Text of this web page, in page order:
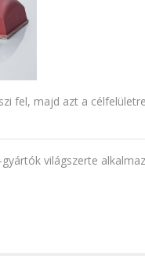
fel, majd azt a
világszerte